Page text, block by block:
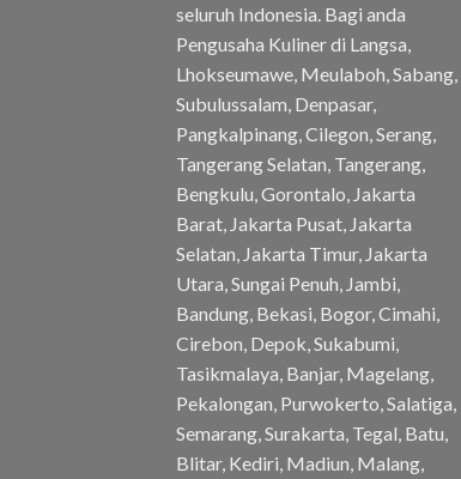
seluruh Indonesia. Bagi anda
Pengusaha Kuliner di Langsa,
Lhokseumawe, Meulaboh, Sabang,
Subulussalam, Denpasar,
Pangkalpinang, Cilegon, Serang,
Tangerang Selatan, Tangerang,
Bengkulu, Gorontalo, Jakarta
Barat, Jakarta Pusat, Jakarta
Selatan, Jakarta Timur, Jakarta
Utara, Sungai Penuh, Jambi,
Bandung, Bekasi, Bogor, Cimahi,
Cirebon, Depok, Sukabumi,
Tasikmalaya, Banjar, Magelang,
Pekalongan, Purwokerto, Salatiga,
Semarang, Surakarta, Tegal, Batu,
Blitar, Kediri, Madiun, Malang,